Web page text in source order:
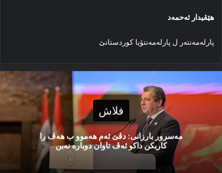
هێڤیدار ئه‌حمه‌د
پارله‌مه‌نته‌ر ل پارله‌مه‌نتۆیا کوردستانێ
فلاش
مەسرور بارزانی: دڤێ ئەم هەموو ب هەڤ را
کاربکن داکو ئەڤ تاوان دوبارە نەبن